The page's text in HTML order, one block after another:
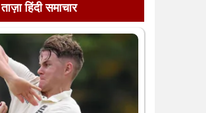
ताज़ा हिंदी समाचार